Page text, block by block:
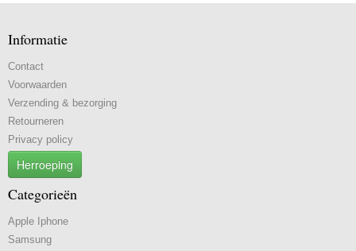
Informatie
Contact
Voorwaarden
Verzending & bezorging
Retourneren
Privacy policy
Herroeping
Categorieën
Apple Iphone
Samsung